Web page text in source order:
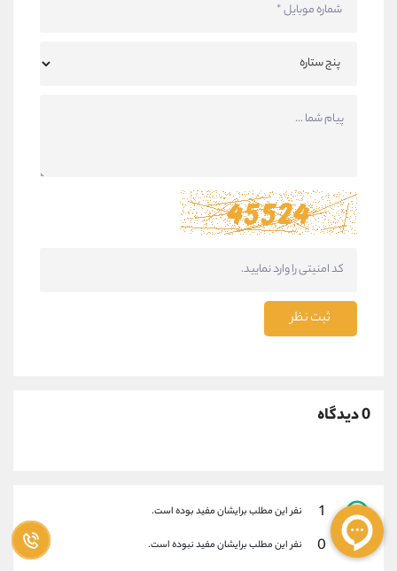
ثبت نظر
0 دیدگاه
1 نفر این مطلب برایشان مفید بوده است.
0 نفر این مطلب برایشان مفید نبوده است.